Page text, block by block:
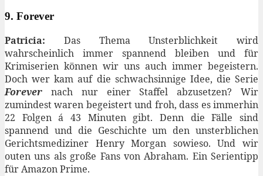
9. Forever
Patricia: Das Thema Unsterblichkeit wird
wahrscheinlich immer spannend bleiben und für
Krimiserien können wir uns auch immer begeistern.
Doch wer kam auf die schwachsinnige Idee, die Serie
Forever nach nur einer Staffel abzusetzen? Wir
zumindest waren begeistert und froh, dass es immerhin
22 Folgen á 43 Minuten gibt. Denn die Fälle sind
spannend und die Geschichte um den unsterblichen
Gerichtsmediziner Henry Morgan sowieso. Und wir
outen uns als große Fans von Abraham. Ein Serientipp
für Amazon Prime.